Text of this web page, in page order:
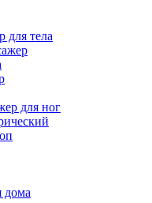
для тела
для ног
дома